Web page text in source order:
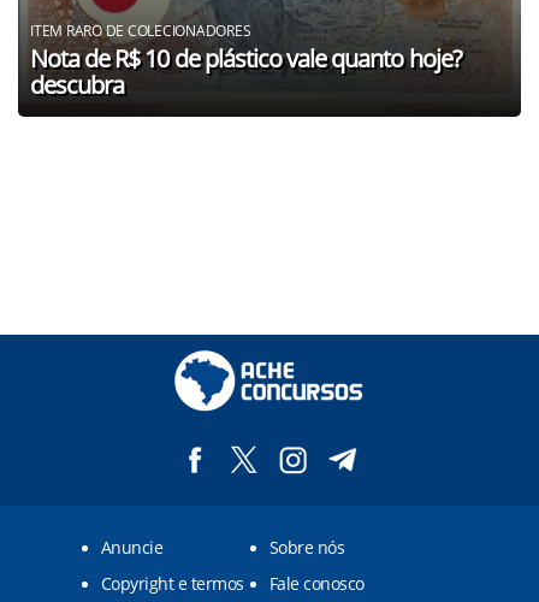
ITEM RARO DE COLECIONADORES
Nota de R$ 10 de plástico vale quanto hoje?
descubra
Anuncie
Sobre nós
Copyright e termos
Fale conosco